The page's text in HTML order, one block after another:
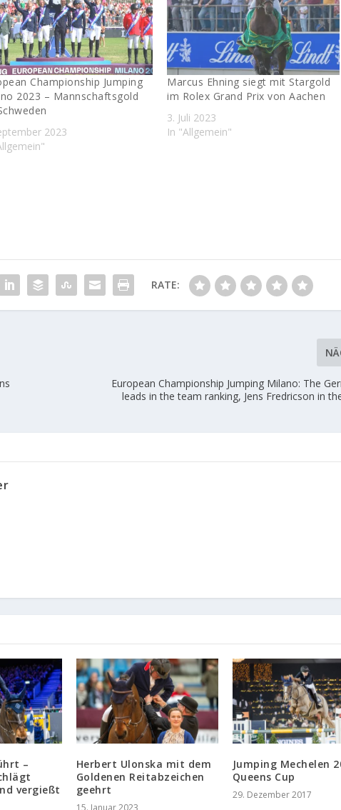
Championship Jumping
2023 – Mannschaftsgold
2023
Marcus Ehning siegt mit Stargold
im Rolex Grand Prix von Aachen
3. Juli 2023
In "Allgemein"
RATE:
European Championship Jumping Milano: The
leads in the team ranking, Jens Fredricson in
–
vergießt
Herbert Ulonska mit dem
Goldenen Reitabzeichen
geehrt
15. Januar 2023
Jumping Mechelen
Queens Cup
29. Dezember 2017